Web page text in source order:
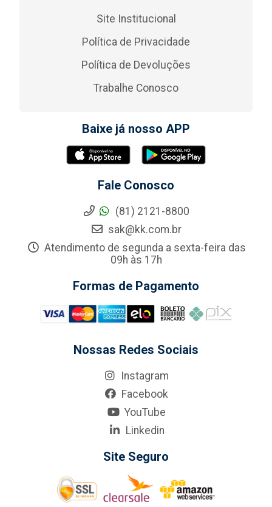
Site Institucional
Política de Privacidade
Política de Devoluções
Trabalhe Conosco
Baixe já nosso APP
Fale Conosco
(81) 2121-8800
sak@kk.com.br
Atendimento de segunda a sexta-feira das
09h às 17h
Formas de Pagamento
Nossas Redes Sociais
Instagram
Facebook
YouTube
Linkedin
Site Seguro